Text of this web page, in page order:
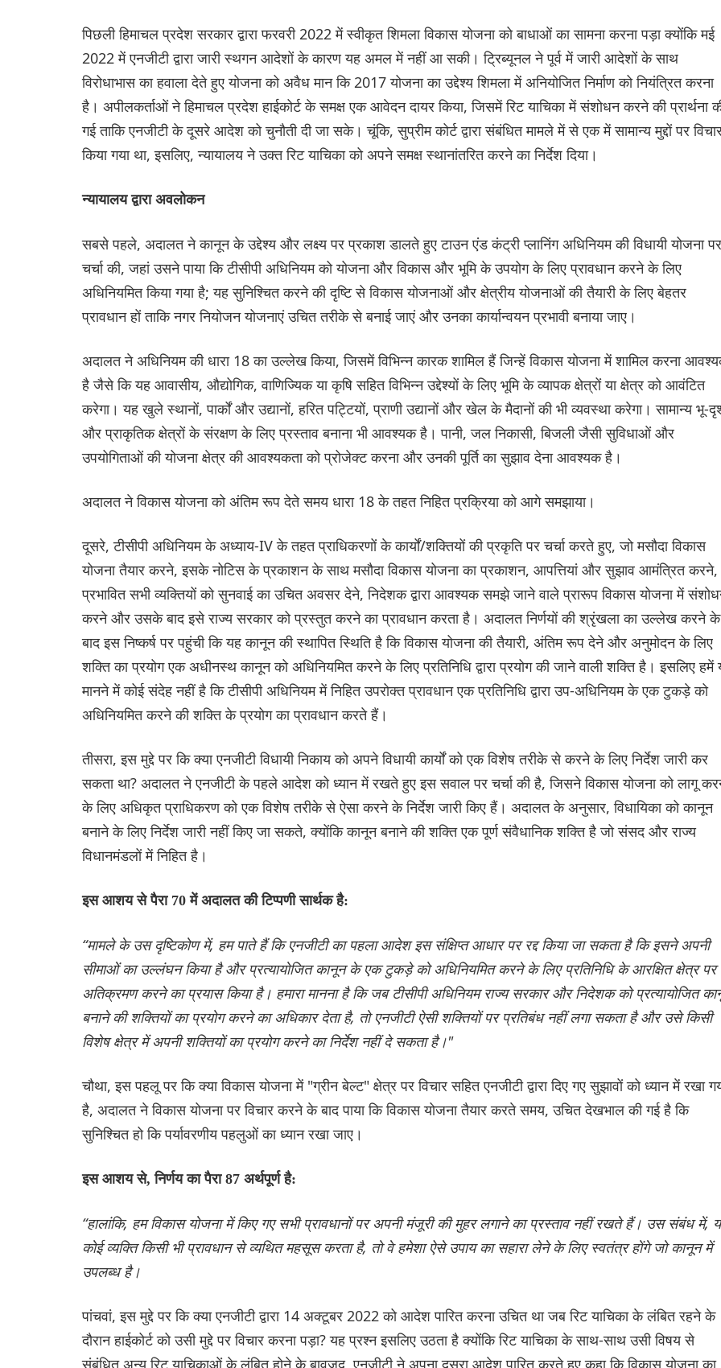
पिछली हिमाचल प्रदेश सरकार द्वारा फरवरी 2022 में स्वीकृत शिमला विकास योजना को बाधाओं का सामना करना पड़ा क्योंकि मई
2022 में एनजीटी द्वारा जारी स्थगन आदेशों के कारण यह अमल में नहीं आ सकी। ट्रिब्यूनल ने पूर्व में जारी आदेशों के साथ
विरोधाभास का हवाला देते हुए योजना को अवैध मान कि 2017 योजना का उद्देश्य शिमला में अनियोजित निर्माण को नियंत्रित करना
है। अपीलकर्ताओं ने हिमाचल प्रदेश हाईकोर्ट के समक्ष एक आवेदन दायर किया, जिसमें रिट याचिका में संशोधन करने की प्रार्थना
गई ताकि एनजीटी के दूसरे आदेश को चुनौती दी जा सके। चूंकि, सुप्रीम कोर्ट द्वारा संबंधित मामले में से एक में सामान्य मुद्दों पर
किया गया था, इसलिए, न्यायालय ने उक्त रिट याचिका को अपने समक्ष स्थानांतरित करने का निर्देश दिया।
न्यायालय द्वारा अवलोकन
सबसे पहले, अदालत ने कानून के उद्देश्य और लक्ष्य पर प्रकाश डालते हुए टाउन एंड कंट्री प्लानिंग अधिनियम की विधायी योजना पर
चर्चा की, जहां उसने पाया कि टीसीपी अधिनियम को योजना और विकास और भूमि के उपयोग के लिए प्रावधान करने के लिए
अधिनियमित किया गया है; यह सुनिश्चित करने की दृष्टि से विकास योजनाओं और क्षेत्रीय योजनाओं की तैयारी के लिए बेहतर
प्रावधान हों ताकि नगर नियोजन योजनाएं उचित तरीके से बनाई जाएं और उनका कार्यान्वयन प्रभावी बनाया जाए।
अदालत ने अधिनियम की धारा 18 का उल्लेख किया, जिसमें विभिन्न कारक शामिल हैं जिन्हें विकास योजना में शामिल करना
है जैसे कि यह आवासीय, औद्योगिक, वाणिज्यिक या कृषि सहित विभिन्न उद्देश्यों के लिए भूमि के व्यापक क्षेत्रों या क्षेत्र को आवंटित
करेगा। यह खुले स्थानों, पार्कों और उद्यानों, हरित पट्टियों, प्राणी उद्यानों और खेल के मैदानों की भी व्यवस्था करेगा। सामान्य भू-
और प्राकृतिक क्षेत्रों के संरक्षण के लिए प्रस्ताव बनाना भी आवश्यक है। पानी, जल निकासी, बिजली जैसी सुविधाओं और
उपयोगिताओं की योजना क्षेत्र की आवश्यकता को प्रोजेक्ट करना और उनकी पूर्ति का सुझाव देना आवश्यक है।
अदालत ने विकास योजना को अंतिम रूप देते समय धारा 18 के तहत निहित प्रक्रिया को आगे समझाया।
दूसरे, टीसीपी अधिनियम के अध्याय-IV के तहत प्राधिकरणों के कार्यों/शक्तियों की प्रकृति पर चर्चा करते हुए, जो मसौदा विकास
योजना तैयार करने, इसके नोटिस के प्रकाशन के साथ मसौदा विकास योजना का प्रकाशन, आपत्तियां और सुझाव आमंत्रित करने,
प्रभावित सभी व्यक्तियों को सुनवाई का उचित अवसर देने, निदेशक द्वारा आवश्यक समझे जाने वाले प्रारूप विकास योजना में
करने और उसके बाद इसे राज्य सरकार को प्रस्तुत करने का प्रावधान करता है। अदालत निर्णयों की श्रृंखला का उल्लेख करने के
बाद इस निष्कर्ष पर पहुंची कि यह कानून की स्थापित स्थिति है कि विकास योजना की तैयारी, अंतिम रूप देने और अनुमोदन के लिए
शक्ति का प्रयोग एक अधीनस्थ कानून को अधिनियमित करने के लिए प्रतिनिधि द्वारा प्रयोग की जाने वाली शक्ति है। इसलिए हमें
मानने में कोई संदेह नहीं है कि टीसीपी अधिनियम में निहित उपरोक्त प्रावधान एक प्रतिनिधि द्वारा उप-अधिनियम के एक टुकड़े को
अधिनियमित करने की शक्ति के प्रयोग का प्रावधान करते हैं।
तीसरा, इस मुद्दे पर कि क्या एनजीटी विधायी निकाय को अपने विधायी कार्यों को एक विशेष तरीके से करने के लिए निर्देश जारी कर
सकता था? अदालत ने एनजीटी के पहले आदेश को ध्यान में रखते हुए इस सवाल पर चर्चा की है, जिसने विकास योजना को लागू
के लिए अधिकृत प्राधिकरण को एक विशेष तरीके से ऐसा करने के निर्देश जारी किए हैं। अदालत के अनुसार, विधायिका को कानून
बनाने के लिए निर्देश जारी नहीं किए जा सकते, क्योंकि कानून बनाने की शक्ति एक पूर्ण संवैधानिक शक्ति है जो संसद और राज्य
विधानमंडलों में निहित है।
इस आशय से पैरा 70 में अदालत की टिप्पणी सार्थक है:
“मामले के उस दृष्टिकोण में, हम पाते हैं कि एनजीटी का पहला आदेश इस संक्षिप्त आधार पर रद्द किया जा सकता है कि इसने अपनी
सीमाओं का उल्लंघन किया है और प्रत्यायोजित कानून के एक टुकड़े को अधिनियमित करने के लिए प्रतिनिधि के आरक्षित क्षेत्र पर
अतिक्रमण करने का प्रयास किया है। हमारा मानना है कि जब टीसीपी अधिनियम राज्य सरकार और निदेशक को प्रत्यायोजित
बनाने की शक्तियों का प्रयोग करने का अधिकार देता है, तो एनजीटी ऐसी शक्तियों पर प्रतिबंध नहीं लगा सकता है और उसे किसी
विशेष क्षेत्र में अपनी शक्तियों का प्रयोग करने का निर्देश नहीं दे सकता है।"
चौथा, इस पहलू पर कि क्या विकास योजना में "ग्रीन बेल्ट" क्षेत्र पर विचार सहित एनजीटी द्वारा दिए गए सुझावों को ध्यान में रखा
है, अदालत ने विकास योजना पर विचार करने के बाद पाया कि विकास योजना तैयार करते समय, उचित देखभाल की गई है कि
सुनिश्चित हो कि पर्यावरणीय पहलुओं का ध्यान रखा जाए।
इस आशय से, निर्णय का पैरा 87 अर्थपूर्ण है:
“हालांकि, हम विकास योजना में किए गए सभी प्रावधानों पर अपनी मंजूरी की मुहर लगाने का प्रस्ताव नहीं रखते हैं। उस संबंध में,
कोई व्यक्ति किसी भी प्रावधान से व्यथित महसूस करता है, तो वे हमेशा ऐसे उपाय का सहारा लेने के लिए स्वतंत्र होंगे जो कानून में
उपलब्ध है।
पांचवां, इस मुद्दे पर कि क्या एनजीटी द्वारा 14 अक्टूबर 2022 को आदेश पारित करना उचित था जब रिट याचिका के लंबित रहने के
दौरान हाईकोर्ट को उसी मुद्दे पर विचार करना पड़ा? यह प्रश्न इसलिए उठता है क्योंकि रिट याचिका के साथ-साथ उसी विषय से
संबंधित अन्य रिट याचिकाओं के लंबित होने के बावजूद, एनजीटी ने अपना दूसरा आदेश पारित करते हुए कहा कि विकास योजना का